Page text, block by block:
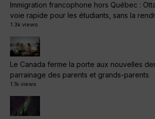
Immigration francophone hors Québec :
voie rapide pour les étudiants, sans la
1.3k views
Le Canada ferme la porte aux nouvelles
parrainage des parents et grands-parents
1.1k views